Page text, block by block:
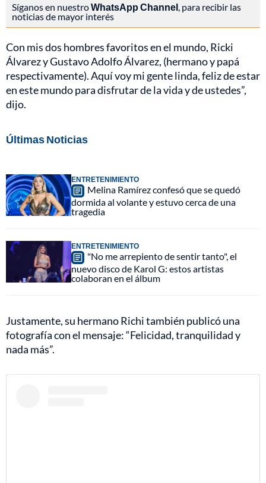
Síganos en nuestroWhatsApp Channel, para recibir las
noticias de mayor interés
Con mis dos hombres favoritos en el mundo, Ricki
Álvarez y Gustavo Adolfo Álvarez, (hermano y papá
respectivamente). Aquí voy mi gente linda, feliz de estar
en este mundo para disfrutar de la vida y de ustedes”,
dijo.
Últimas Noticias
ENTRETENIMIENTO
Melina Ramírez confesó que se quedó
dormida al volante y estuvo cerca de una
tragedia
ENTRETENIMIENTO
"No me arrepiento de sentir tanto", el
nuevo disco de Karol G: estos artistas
colaboran en el álbum
Justamente, su hermano Richi también publicó una
fotografía con el mensaje: “Felicidad, tranquilidad y
nada más”.